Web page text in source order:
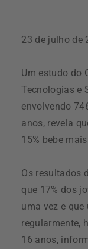
23 de julho de
Um estudo do
Tecnologias e
envolvendo
anos, revela
15% bebe
Os resultados
que 17% dos
uma vez e
regularmente,
16 anos,